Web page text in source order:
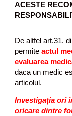
ACESTE
De altfel art.31.
permite actul
evaluarea
daca un medic
articolul.
Investigația ori
oricare dintre